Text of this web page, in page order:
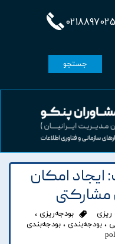
جستجو
امکان
ریزی بودجه‌ریزی ،
، بودجه‌بندی ، بودجه‌بندی